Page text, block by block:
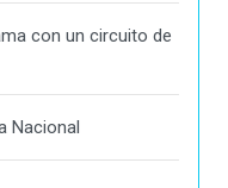
con un circuito de
Nacional